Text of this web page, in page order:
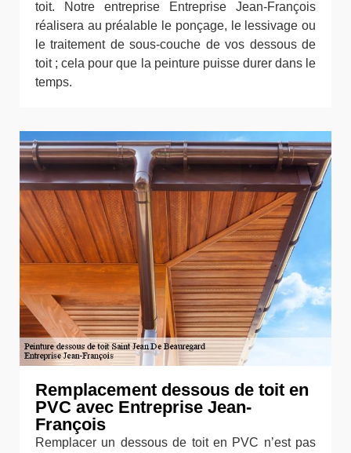
toit. Notre entreprise Entreprise Jean-François
réalisera au préalable le ponçage, le lessivage ou
le traitement de sous-couche de vos dessous de
toit ; cela pour que la peinture puisse durer dans le
temps.
Remplacement dessous de toit en
PVC avec Entreprise Jean-
François
Remplacer un dessous de toit en PVC n’est pas